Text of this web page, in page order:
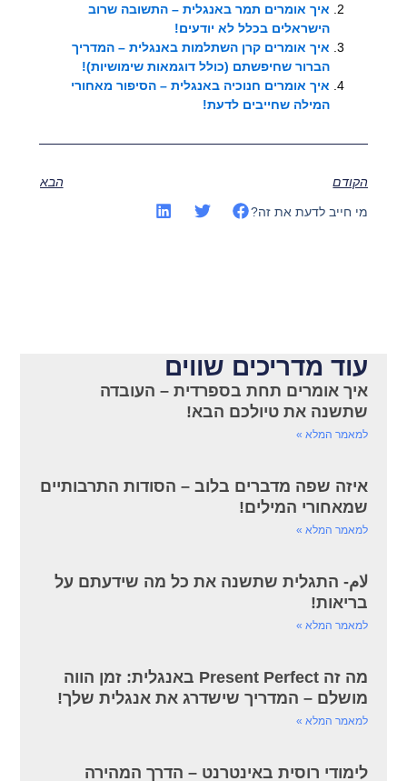
איך אומרים תמר באנגלית – התשובה שרוב
הישראלים בכלל לא יודעים!
איך אומרים קרן השתלמות באנגלית – המדריך
הברור שחיפשתם (כולל דוגמאות שימושיות)!
איך אומרים חנוכיה באנגלית – הסיפור מאחורי
המילה שחייבים לדעת!
הקודם הבא
מי חייב לדעת את זה?
עוד מדריכים שווים
איך אומרים תחת בספרדית – העובדה
שתשנה את טיולכם הבא!
למאמר המלא »
איזה שפה מדברים בלוב – הסודות התרבותיים
שמאחורי המילים!
למאמר המלא »
لام- התגלית שתשנה את כל מה שידעתם על
בריאות!
למאמר המלא »
מה זה Present Perfect באנגלית: זמן הווה
מושלם – המדריך שישדרג את אנגלית שלך!
למאמר המלא »
לימודי רוסית באינטרנט – הדרך המהירה